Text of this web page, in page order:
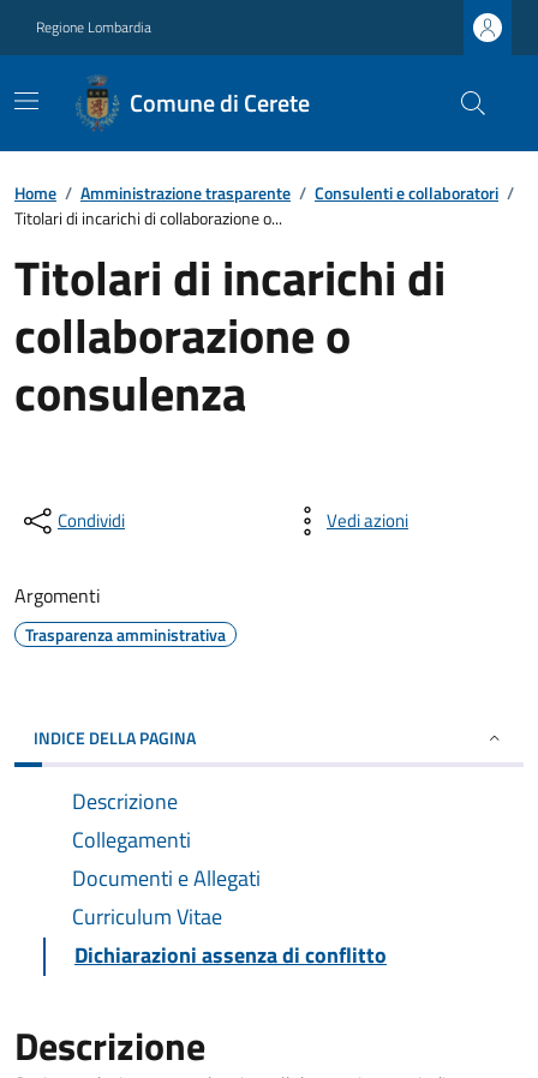
Regione Lombardia
Comune di Cerete
Home / Amministrazione trasparente / Consulenti e collaboratori /
Titolari di incarichi di collaborazione o...
Titolari di incarichi di
collaborazione o
consulenza
Condividi Vedi azioni
Argomenti
Trasparenza amministrativa
INDICE DELLA PAGINA
Descrizione
Collegamenti
Documenti e Allegati
Curriculum Vitae
Dichiarazioni assenza di conflitto
Descrizione